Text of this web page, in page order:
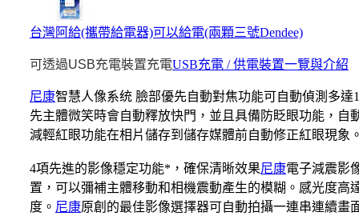
台灣阿給(攜帶給電器)可以給電(兩顆三號Dendee)
可透過USB充電裝置充電USB充電 / 供電裝置一覽與介紹
尼康智慧人像系统 臉部優先自動對焦功能可自動偵測多
先主體微笑時會自動釋放快門，並且具備防眨眼功能，
減輕紅眼功能在相片儲存到儲存媒體前自動修正紅眼現象
4項先進的影像穩定功能*，確保清晰效果尼康電子減震影
置，可以彌補主體移動和相機震動產生的模糊。感光度高
度。 尼康原創的最佳影像選擇器可自動拍攝一連串連續畫